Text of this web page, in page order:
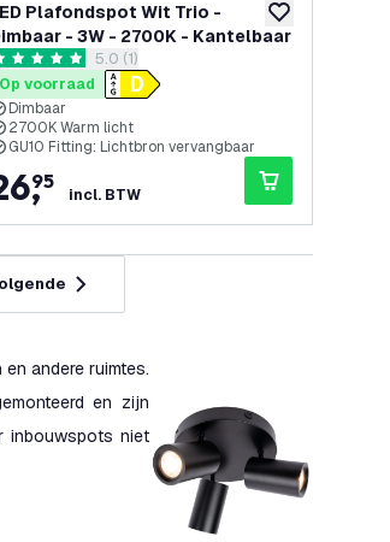
verlanglijst toevoegen
Plafondspot Wit Trio -
- 3W - 2700K - Kantelbaar
reviews drawer openen
sterren5.0 (1)
Op voorraad
Dimbaar
2700K Warm licht
GU10 Fitting: Lichtbron vervangbaar
,
95
incl. BTW
andere ruimtes.
en zijn
inbouwspots niet